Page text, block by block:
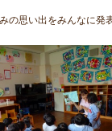
の思い出をみんなに発